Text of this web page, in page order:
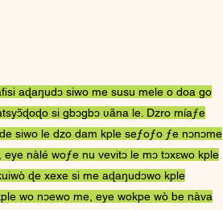
aɖaŋudɔ siwo me susu mele o doa go
si gbɔgbɔ ʋãna le. Dzro míaƒe
siwo le dzo dam kple seƒoƒo ƒe nɔnɔme
nàlé woƒe nu vevitɔ le mɔ tɔxɛwo kple
ɖe xexe si me aɖaŋudɔwo kple
wo nɔewo me, eye wokpe wò be nàva